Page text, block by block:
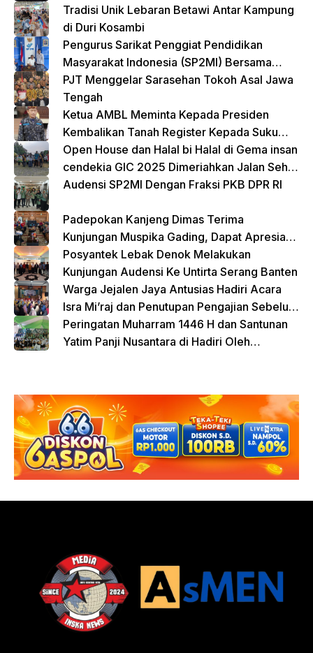
Rakyat yang Digagas oleh Kemensos
Tradisi Unik Lebaran Betawi Antar Kampung
di Duri Kosambi
Pengurus Sarikat Penggiat Pendidikan
Masyarakat Indonesia (SP2MI) Bersama
Nusadaya Akademik Kunjungi Kementerian
BP2MI
PJT Menggelar Sarasehan Tokoh Asal Jawa
Tengah
Ketua AMBL Meminta Kepada Presiden
Kembalikan Tanah Register Kepada Suku
Lampung
Open House dan Halal bi Halal di Gema insan
cendekia GIC 2025 Dimeriahkan Jalan Sehat
dan Bazar Kreatif
Audensi SP2MI Dengan Fraksi PKB DPR RI
Padepokan Kanjeng Dimas Terima
Kunjungan Muspika Gading, Dapat Apresiasi
atas Kontribusi Sosial dan Keagamaan
Posyantek Lebak Denok Melakukan
Kunjungan Audensi Ke Untirta Serang Banten
Warga Jejalen Jaya Antusias Hadiri Acara
Isra Mi’raj dan Penutupan Pengajian Sebelum
Ramadhan
Peringatan Muharram 1446 H dan Santunan
Yatim Panji Nusantara di Hadiri Oleh